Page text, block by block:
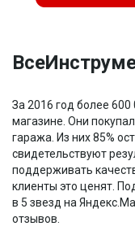
За 2016 год более
магазине. Они
гаража. Из них 85%
свидетельствуют
поддерживать
клиенты это ценят.
в 5 звезд на
отзывов.